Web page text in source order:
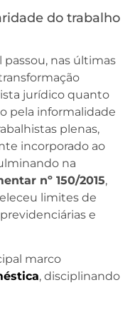
do trabalho
nas últimas
jurídico quanto
pela informalidade
plenas,
incorporado ao
na
nº 150/2015,
limites de
e
marco
, disciplinando